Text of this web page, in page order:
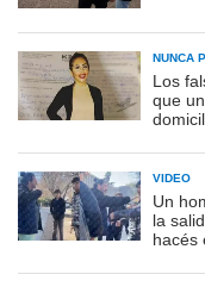
NUNCA
Los
que
VIDEO
Un
la
hacés